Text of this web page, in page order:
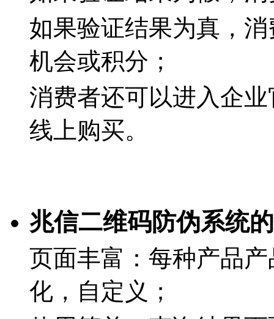
如果验证结果为真，
机会或积分；
消费者还可以进入企
线上购买。
兆信二维码防伪系统
页面丰富：每种产品
化，自定义；